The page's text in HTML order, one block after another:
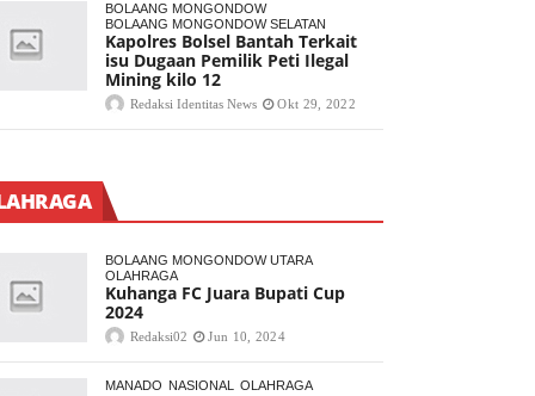
BOLAANG MONGONDOW
BOLAANG MONGONDOW SELATAN
Kapolres Bolsel Bantah Terkait
isu Dugaan Pemilik Peti Ilegal
Mining kilo 12
Redaksi Identitas News Okt 29, 2022
BOLAANG MONGONDOW UTARA
OLAHRAGA
Kuhanga FC Juara Bupati Cup
2024
Redaksi02 Jun 10, 2024
MANADO NASIONAL OLAHRAGA